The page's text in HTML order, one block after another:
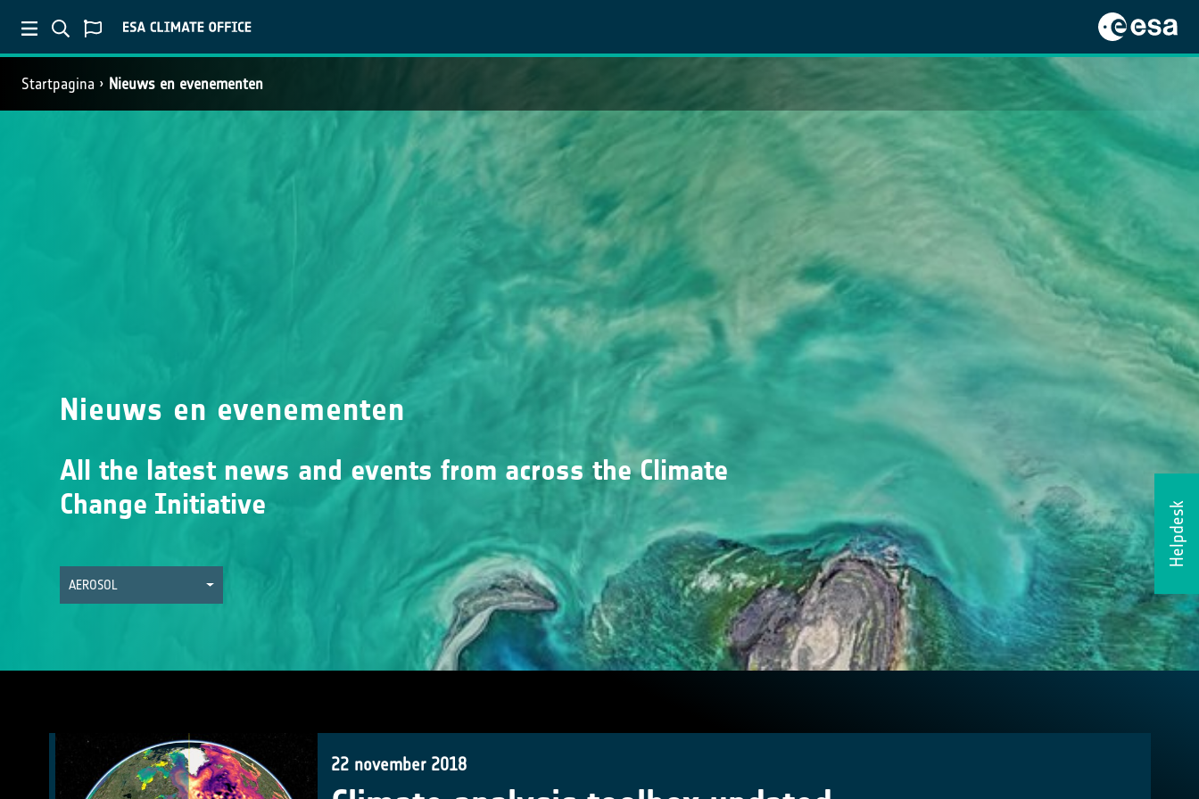
Startpagina Nieuws en evenementen
Helpdesk
Nieuws en evenementen
All the latest news and events from across the Climate
Change Initiative
AEROSOL
22 november 2018